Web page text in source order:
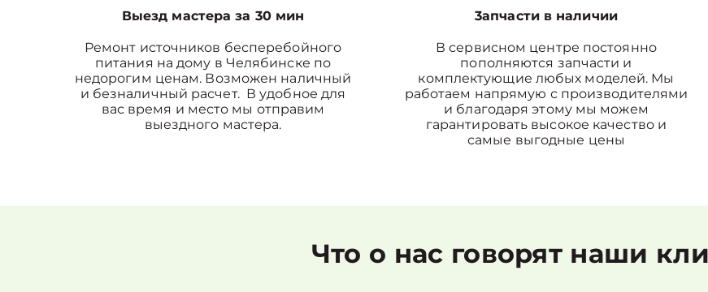
Выезд мастера за 30 мин
Ремонт источников бесперебойного
питания на дому в Челябинске по
недорогим ценам. Возможен наличный
и безналичный расчет. В удобное для
вас время и место мы отправим
выездного мастера.
3апчасти в наличии
В сервисном центре постоянно
пополняются запчасти и
комплектующие любых моделей. Мы
работаем напрямую с производителями
и благодаря этому мы можем
гарантировать высокое качество и
самые выгодные цены
Что о нас говорят наши